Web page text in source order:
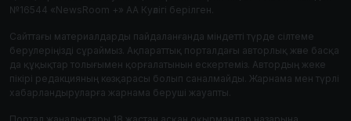
№16544 «NewsRoom +» АА Куәлігі берілген.
Сайттағы материалдарды пайдаланғанда міндетті түрде сілтеме
берулеріңізді сұраймыз. Ақпараттық порталдағы авторлық және басқа
да құқықтар толығымен қорғалатынын ескертеміз. Автордың жеке
пікірі редакцияның көзқарасы болып саналмайды. Жарнама мен түрлі
хабарландыруларға жарнама беруші жауапты.